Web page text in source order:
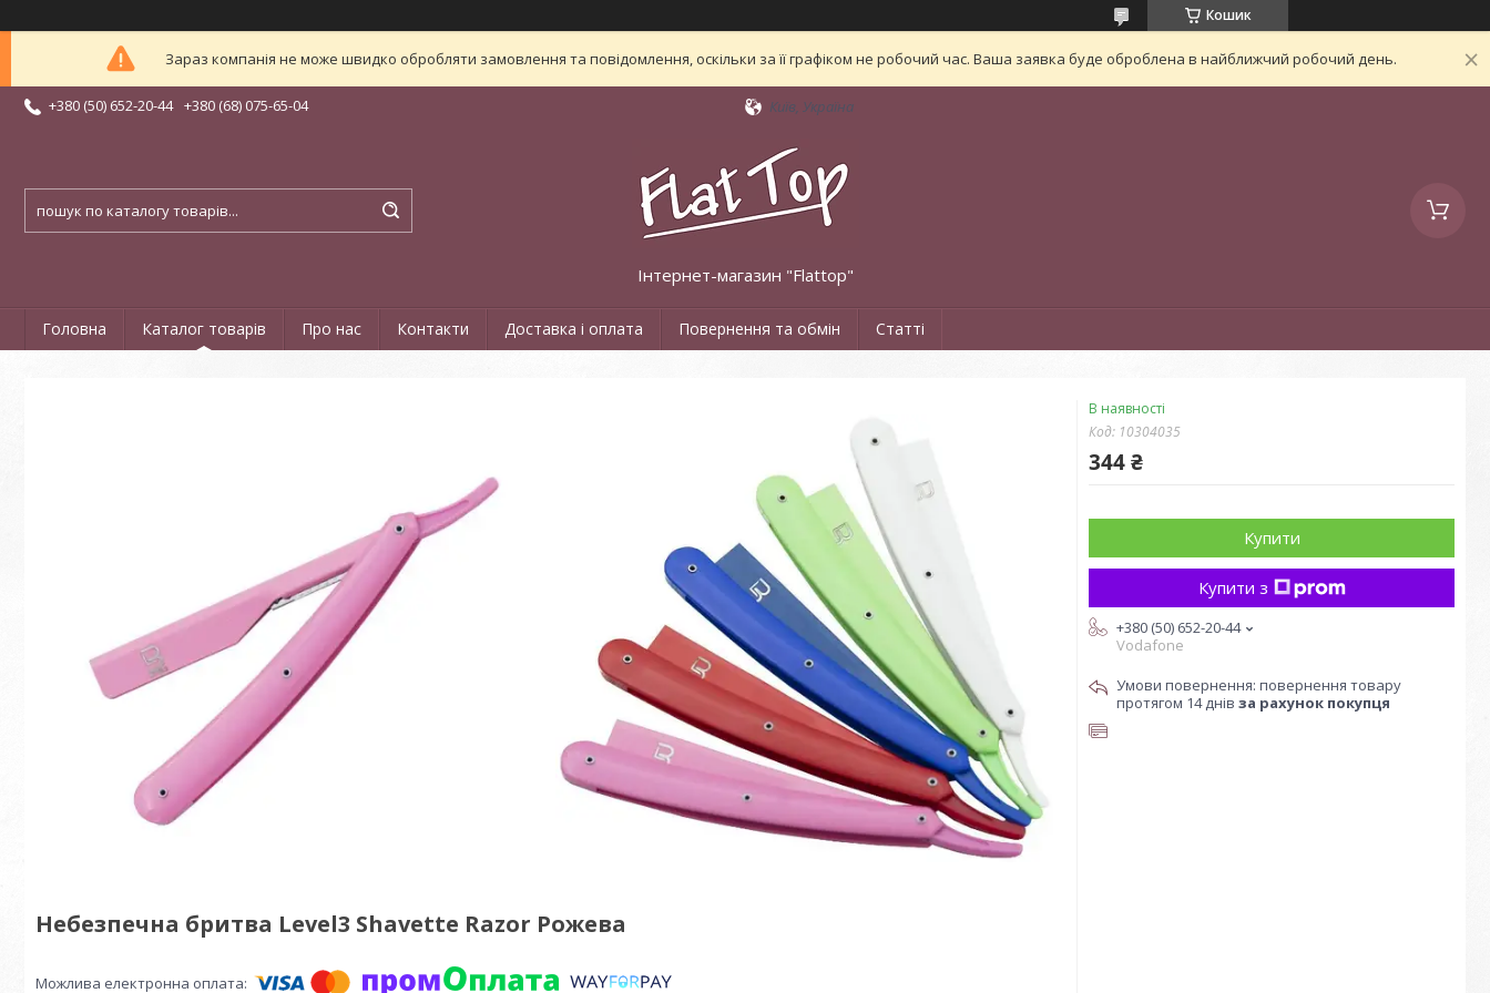
Кошик
Зараз компанія не може швидко обробляти замовлення та повідомлення, оскільки за її графіком не робочий час. Ваша заявка буде оброблена в найближчий робочий день.
+380 (50) 652-20-44 +380 (68) 075-65-04 Київ, Україна
Інтернет-магазин "Flattop"
Головна Каталог товарів Про нас Контакти Доставка і оплата Повернення та обмін Статті
Небезпечна бритва Level3 Shavette Razor Рожева
В наявності
Код: 10304035
344 ₴
Купити
Купити з
+380 (50) 652-20-44
Vodafone
повернення товару
протягом 14 днів за рахунок покупця